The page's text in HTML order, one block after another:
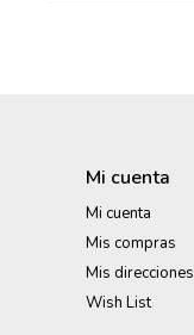
Mi cuenta
Mi cuenta
Mis compras
Mis direcciones
Wish List